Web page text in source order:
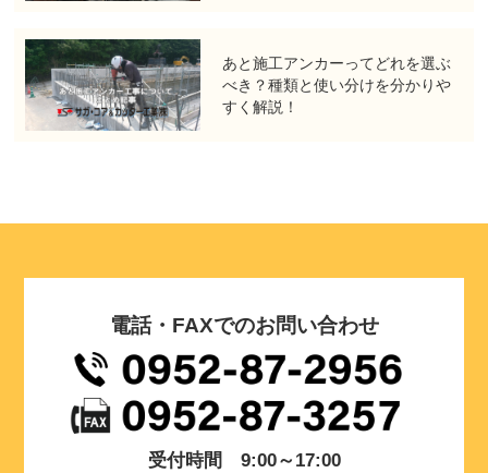
あと施工アンカーってどれを選ぶ
べき？種類と使い分けを分かりや
すく解説！
電話・FAXでのお問い合わせ
受付時間 9:00～17:00